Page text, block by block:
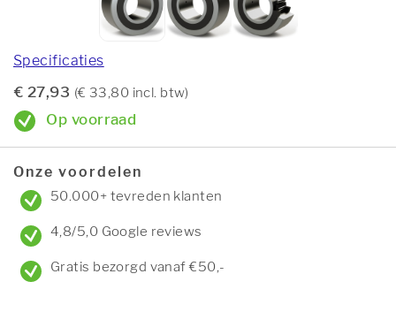
Specificaties
€ 27,93 (€ 33,80 incl. btw)
Op voorraad
Onze voordelen
50.000+ tevreden klanten
4,8/5,0 Google reviews
Gratis bezorgd vanaf €50,-